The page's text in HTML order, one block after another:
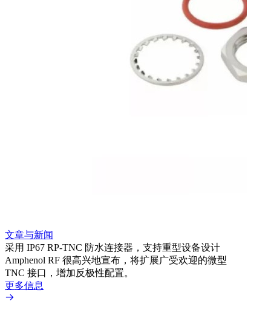
文章与新闻
采用 IP67 RP-TNC 防水连接器，支持重型设备设计
Amphenol RF 很高兴地宣布，将扩展广受欢迎的微型
TNC 接口，增加反极性配置。
更多信息